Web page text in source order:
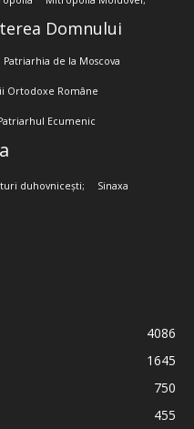
Domnului
Patriarhia de la Moscova
Ortodoxe Române
Ecumenic
duhovnicești; Sinaxa
4086
1645
750
455